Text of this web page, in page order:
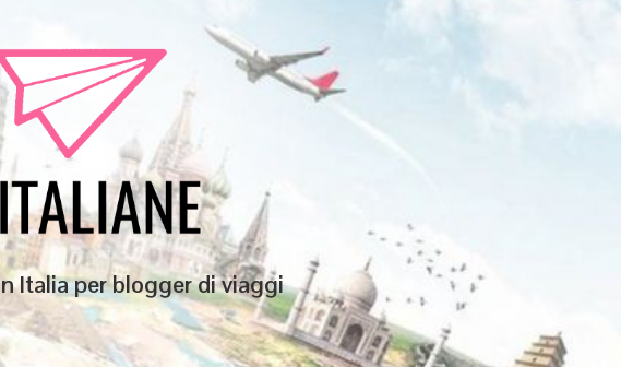
Italia per blogger di viaggi